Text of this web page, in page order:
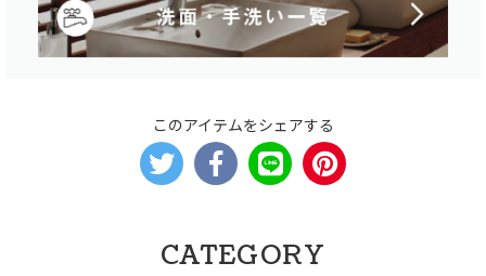
このアイテムをシェアする
CATEGORY